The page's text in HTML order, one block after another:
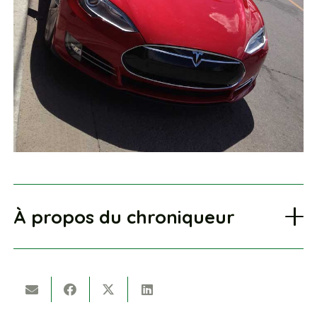
À propos du chroniqueur